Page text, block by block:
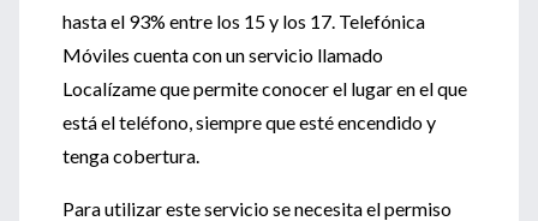
hasta el 93% entre los 15 y los 17. Telefónica
Móviles cuenta con un servicio llamado
Localízame que permite conocer el lugar en el que
está el teléfono, siempre que esté encendido y
tenga cobertura.
Para utilizar este servicio se necesita el permiso